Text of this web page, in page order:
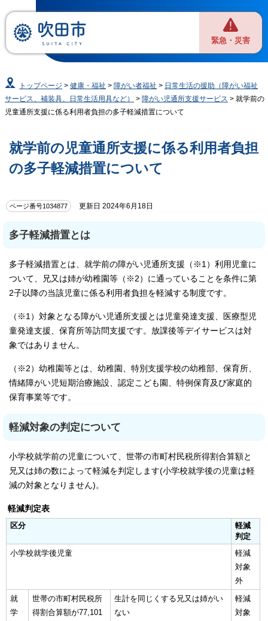
緊急・災害
トップページ >健康・福祉 > 障がい者福祉 > 日常生活の援助（障がい福祉
サービス、補装具、日常生活用具など）
> 障がい児通所支援サービス > 就学前の
児童通所支援に係る利用者負担の多子軽減措置について
就学前の児童通所支援に係る利用者負担
の多子軽減措置について
ページ番号1034877 更新日 2024年6月18日
多子軽減措置とは
多子軽減措置とは、就学前の障がい児通所支援（※1）利用児童に
ついて、兄又は姉が幼稚園等（※2）に通っていることを条件に第
2子以降の当該児童に係る利用者負担を軽減する制度です。
（※1）対象となる障がい児通所支援とは児童発達支援、医療型児
童発達支援、保育所等訪問支援です。放課後等デイサービスは対
象ではありません。
（※2）幼稚園等とは、幼稚園、特別支援学校の幼稚部、保育所、
情緒障がい児短期治療施設、認定こども園、特例保育及び家庭的
保育事業等です。
軽減対象の判定について
小学校就学前の児童について、世帯の市町村民税所得割合算額と
兄又は姉の数によって軽減を判定します(小学校就学後の児童は軽
減の対象となりません)。
軽減判定表
区分
軽減
判定
小学校就学後児童
軽減
対象
外
就
学
世帯の市町村民税所
得割合算額が77,101
生計を同じくする兄又は姉がい
ない
軽減
対象